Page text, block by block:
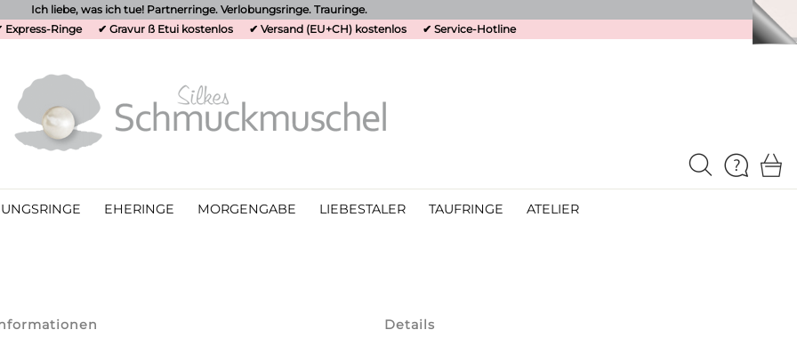
Ich liebe, was ich tue! Partnerringe. Verlobungsringe. Trauringe.
Express-Ringe
✔ Gravur ß Etui kostenlos ✔ Versand (EU+CH) kostenlos ✔ Service-Hotline
EHERINGE MORGENGABE LIEBESTALER TAUFRINGE ATELIER
Details